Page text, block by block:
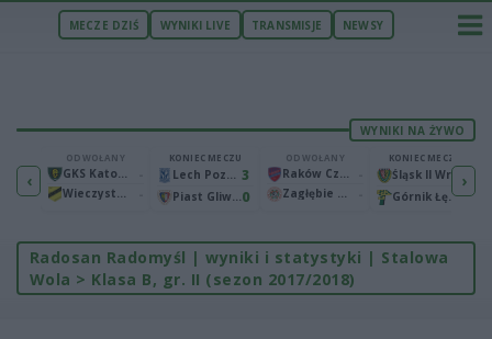
MECZE DZIŚ WYNIKI LIVE TRANSMISJE NEWSY
WYNIKI NA ŻYWO
‹
Warta Poznań 2
ODWOŁANY
GKS Katowice
Wieczysta Kraków
KONIEC MECZU
Lech Poznań 3
Piast Gliwice0
ODWOŁANY
Raków Częstochowa
Zagłębie Lubin
KONIEC MECZU
2
Górnik Łęczna 0
›
Radosan Radomyśl | wyniki i statystyki | Stalowa
Wola > Klasa B, gr. II (sezon 2017/2018)